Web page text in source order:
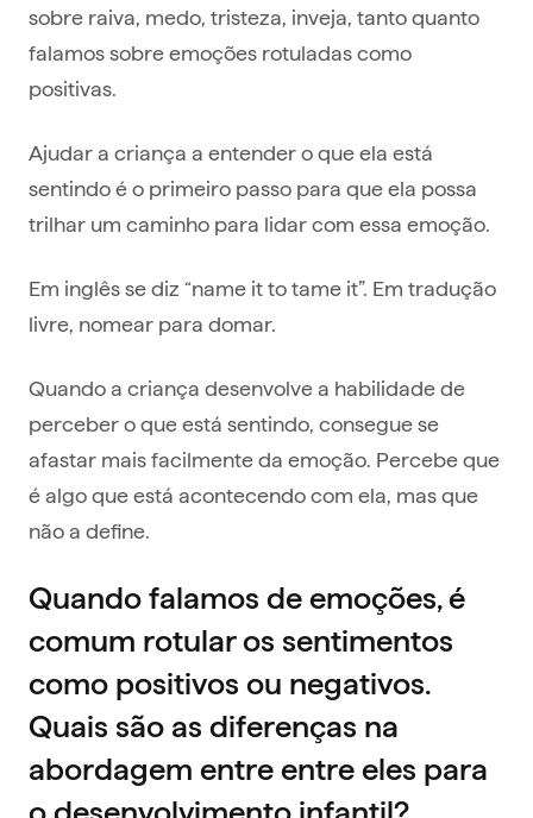
sobre raiva, medo, tristeza, inveja, tanto quanto
falamos sobre emoções rotuladas como
positivas.
Ajudar a criança a entender o que ela está
sentindo é o primeiro passo para que ela possa
trilhar um caminho para lidar com essa emoção.
Em inglês se diz “name it to tame it”. Em tradução
livre, nomear para domar.
Quando a criança desenvolve a habilidade de
perceber o que está sentindo, consegue se
afastar mais facilmente da emoção. Percebe que
é algo que está acontecendo com ela, mas que
não a define.
Quando falamos de emoções, é
comum rotular os sentimentos
como positivos ou negativos.
Quais são as diferenças na
abordagem entre entre eles para